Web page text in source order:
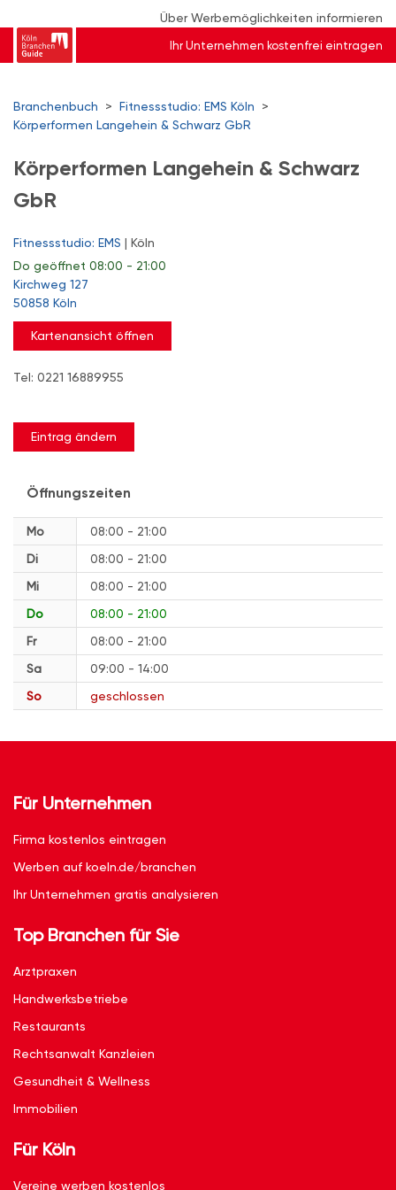
Über Werbemöglichkeiten informieren
Ihr Unternehmen kostenfrei eintragen
Branchenbuch > Fitnessstudio: EMS Köln
>
Körperformen Langehein & Schwarz GbR
Körperformen Langehein & Schwarz
GbR
Fitnessstudio: EMS | Köln
Do geöffnet 08:00 - 21:00
Kirchweg 127
50858 Köln
Kartenansicht öffnen
Tel: 0221 16889955
Eintrag ändern
Öffnungszeiten
Mo
08:00 - 21:00
Di
08:00 - 21:00
Mi
08:00 - 21:00
Do
08:00 - 21:00
Fr
08:00 - 21:00
Sa
09:00 - 14:00
So
geschlossen
Für Unternehmen
Firma kostenlos eintragen
Werben auf koeln.de/branchen
Ihr Unternehmen gratis analysieren
Top Branchen für Sie
Arztpraxen
Handwerksbetriebe
Restaurants
Rechtsanwalt Kanzleien
Gesundheit & Wellness
Immobilien
Für Köln
Vereine werben kostenlos